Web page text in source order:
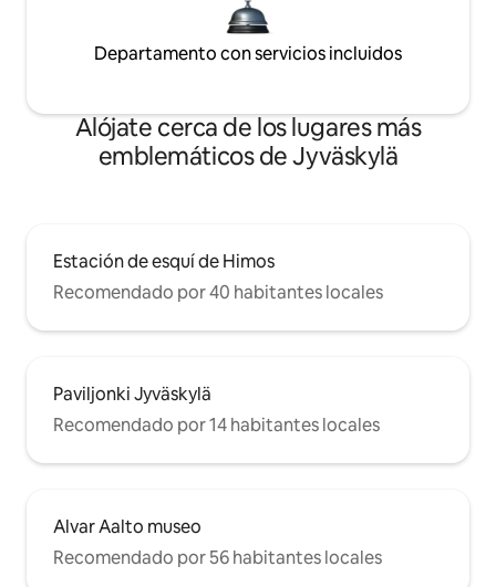
Departamento con servicios incluidos
Alójate cerca de los lugares más
emblemáticos de Jyväskylä
Estación de esquí de Himos
Recomendado por 40 habitantes locales
Paviljonki Jyväskylä
Recomendado por 14 habitantes locales
Alvar Aalto museo
Recomendado por 56 habitantes locales